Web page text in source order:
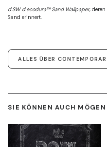
d.SW d.ecodura™ Sand Wallpaper,
Sand erinnert.
ALLES ÜBER
SIE KÖNNEN AUCH